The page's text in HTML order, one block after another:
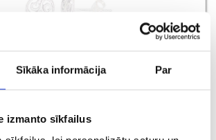
Sīkāka informācija Par
izmanto sīkfailus
148/5045
€ 7.50